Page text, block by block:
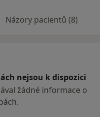
Názory pacientů (8)
nejsou k dispozici
žádné informace o